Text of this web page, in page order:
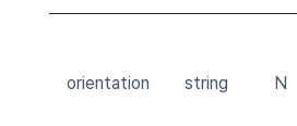
orientation string N